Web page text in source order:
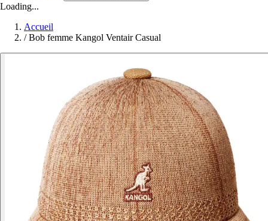
Loading...
Accueil
/ Bob femme Kangol Ventair Casual